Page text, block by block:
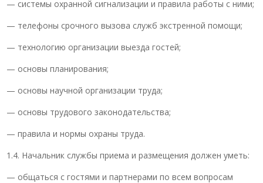
— системы охранной сигнализации и правила работы с ними;
— телефоны срочного вызова служб экстренной помощи;
— технологию организации выезда гостей;
— основы планирования;
— основы научной организации труда;
— основы трудового законодательства;
— правила и нормы охраны труда.
1.4. Начальник службы приема и размещения должен уметь:
— общаться с гостями и партнерами по всем вопросам